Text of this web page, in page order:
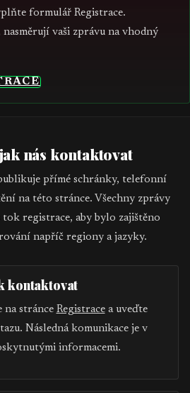
formulář Registrace.
vaši zprávu na vhodný
nás kontaktovat
přímé schránky, telefonní
na této stránce. Všechny zprávy
tok registrace, aby bylo zajištěno
napříč regiony a jazyky.
kontaktovat
na stránce Registracea uveďte
Následná komunikace je v
informacemi.